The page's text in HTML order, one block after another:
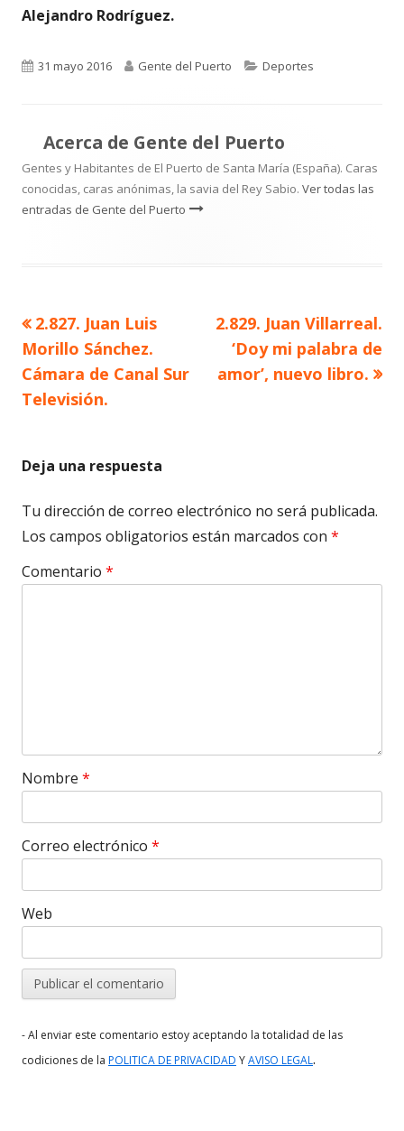
Alejandro Rodríguez.
Publicado
31 mayo 2016 Autor
Gente del Puerto Categorías
Deportes
Acerca de Gente del Puerto
Gentes y Habitantes de El Puerto de Santa María (España). Caras
conocidas, caras anónimas, la savia del Rey Sabio. Ver todas las
entradas de Gente del Puerto
Navegación
de
entradas
Artículo
anterior
2.827. Juan Luis
Morillo Sánchez.
Cámara de Canal Sur
Televisión.
Artículo
siguiente
2.829. Juan Villarreal.
‘Doy mi palabra de
amor’, nuevo libro.
Deja una respuesta
Tu dirección de correo electrónico no será publicada.
Los campos obligatorios están marcados con *
Comentario *
Nombre *
Correo electrónico *
Web
- Al enviar este comentario estoy aceptando la totalidad de las
codiciones de la POLITICA DE PRIVACIDAD YAVISO LEGAL.